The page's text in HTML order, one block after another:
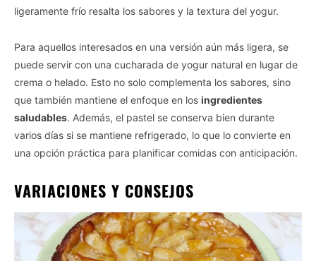
ligeramente frío resalta los sabores y la textura del yogur.
Para aquellos interesados en una versión aún más ligera, se
puede servir con una cucharada de yogur natural en lugar de
crema o helado. Esto no solo complementa los sabores, sino
que también mantiene el enfoque en los ingredientes
saludables. Además, el pastel se conserva bien durante
varios días si se mantiene refrigerado, lo que lo convierte en
una opción práctica para planificar comidas con anticipación.
VARIACIONES Y CONSEJOS